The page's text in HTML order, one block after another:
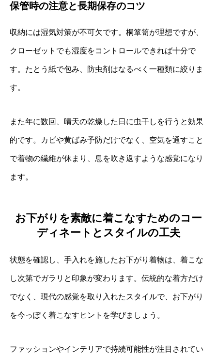
保管時の注意と長期保存のコツ
収納には湿気対策が不可欠です。桐箪笥が理想ですが、
クローゼットでも湿度をコントロールできれば十分で
す。たとう紙で包み、防虫剤はなるべく一種類に絞りま
す。
また年に数回、晴天の乾燥した日に虫干しを行うと効果
的です。カビや黄ばみ予防だけでなく、空気を通すこと
で着物の繊維が休まり、息を吹き返すような感覚になり
ます。
お下がりを素敵に着こなすためのコー
ディネートとスタイルの工夫
状態を確認し、手入れを施したお下がり着物は、着こな
し次第でガラリと印象が変わります。伝統的な着方だけ
でなく、現代の感覚を取り入れたスタイルで、お下がり
を今っぽく着こなすヒントを学びましょう。
ファッションやインテリアで持続可能性が注目されてい